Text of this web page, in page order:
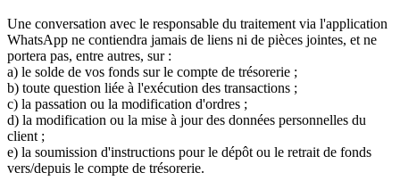
Une conversation avec le responsable du traitement via l'application
WhatsApp ne contiendra jamais de liens ni de pièces jointes, et ne
portera pas, entre autres, sur :
a) le solde de vos fonds sur le compte de trésorerie ;
b) toute question liée à l'exécution des transactions ;
c) la passation ou la modification d'ordres ;
d) la modification ou la mise à jour des données personnelles du
client ;
e) la soumission d'instructions pour le dépôt ou le retrait de fonds
vers/depuis le compte de trésorerie.